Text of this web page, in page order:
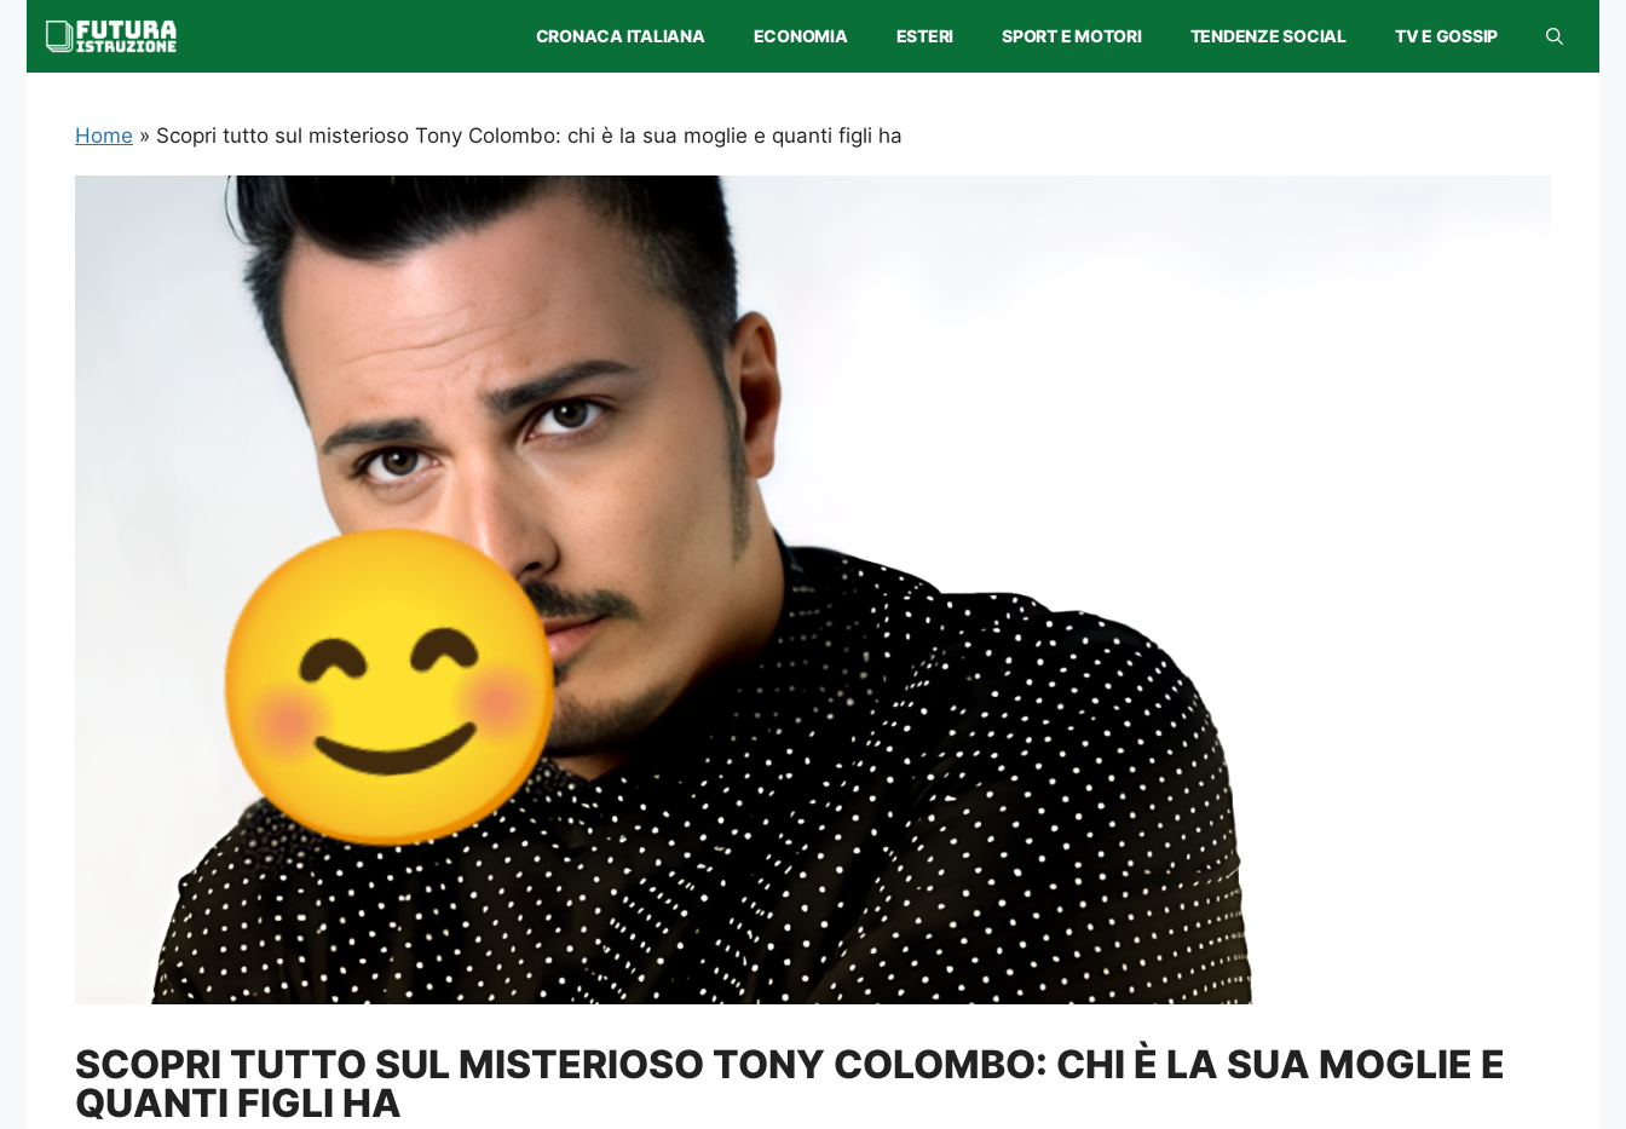
contenuto
CRONACA ITALIANA ECONOMIA ESTERI SPORT E MOTORI TENDENZE SOCIAL TV E GOSSIP
Home » Scopri tutto sul misterioso Tony Colombo: chi è la sua moglie e quanti figli ha
SCOPRI TUTTO SUL MISTERIOSO TONY COLOMBO: CHI È LA SUA MOGLIE E
QUANTI FIGLI HA